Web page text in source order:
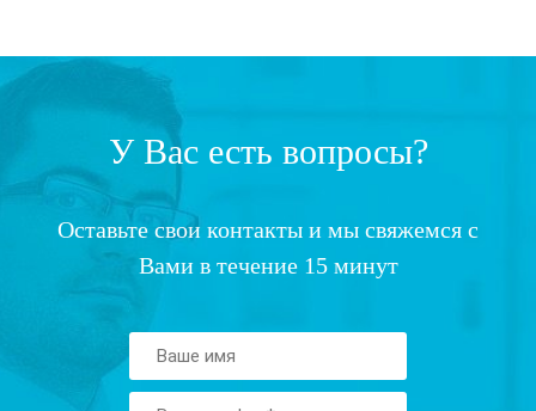
У Вас есть вопросы?
Оставьте свои контакты и мы свяжемся с
Вами в течение 15 минут